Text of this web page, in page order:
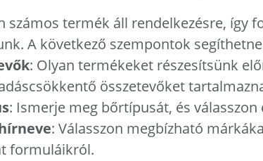
számos termék áll rendelkezésre, így
A következő szempontok
: Olyan termékeket részesítsünk
összetevőket
: Ismerje meg bőrtípusát, és
: Válasszon megbízható
formuláikról.